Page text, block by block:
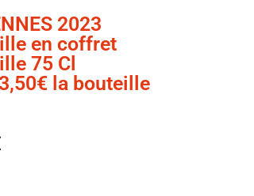
2023
en coffret
75 Cl
la bouteille